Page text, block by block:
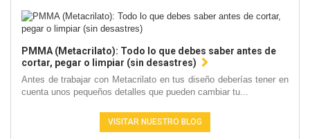
PMMA (Metacrilato): Todo lo que debes saber antes de
cortar, pegar o limpiar (sin desastres)
Antes de trabajar con Metacrilato en tus diseño deberías tener en
cuenta unos pequeños detalles que pueden cambiar tu...
VISITAR NUESTRO BLOG